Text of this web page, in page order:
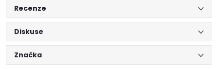
Recenze
Diskuse
Značka